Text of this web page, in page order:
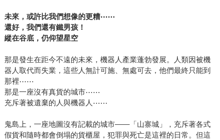
未來，或許比我們想像的更糟⋯⋯
還好，我們還有鐵男孩！
縱在谷底，仍仰望星空
那是發生在距今不遠的未來，機器人產業蓬勃發展。人類因被機
器人取代而失業，這些人無計可施、無處可去，他們最終只能到
那裡⋯⋯
那是一座沒有真貨的城市⋯⋯
充斥著被遺棄的人與機器人⋯⋯
鬼島上，一座地圖沒有記載的城市――「山寨城」，充斥著各式
假貨和隨時都會倒塌的貨櫃屋，犯罪與死亡是這裡的日常。但這